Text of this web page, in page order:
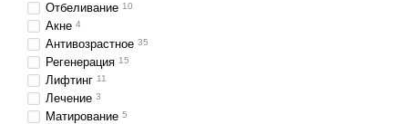
Отбеливание 10
Акне 4
Антивозрастное 35
Регенерация 15
Лифтинг 11
Лечение 3
Матирование 5